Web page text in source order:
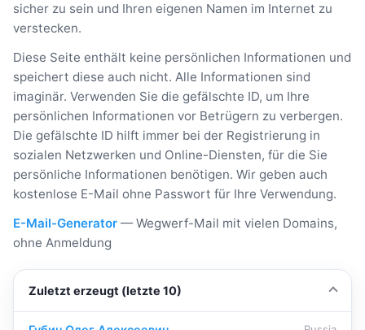
sicher zu sein und Ihren eigenen Namen im Internet zu
verstecken.
Diese Seite enthält keine persönlichen Informationen und
speichert diese auch nicht. Alle Informationen sind
imaginär. Verwenden Sie die gefälschte ID, um Ihre
persönlichen Informationen vor Betrügern zu verbergen.
Die gefälschte ID hilft immer bei der Registrierung in
sozialen Netzwerken und Online-Diensten, für die Sie
persönliche Informationen benötigen. Wir geben auch
kostenlose E-Mail ohne Passwort für Ihre Verwendung.
E-Mail-Generator — Wegwerf-Mail mit vielen Domains,
ohne Anmeldung
Zuletzt erzeugt (letzte 10)